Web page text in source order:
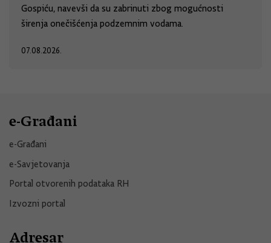
Gospiću, navevši da su zabrinuti zbog mogućnosti
širenja onečišćenja podzemnim vodama.
07.08.2026.
e-Građani
e-Građani
e-Savjetovanja
Portal otvorenih podataka RH
Izvozni portal
Adresar